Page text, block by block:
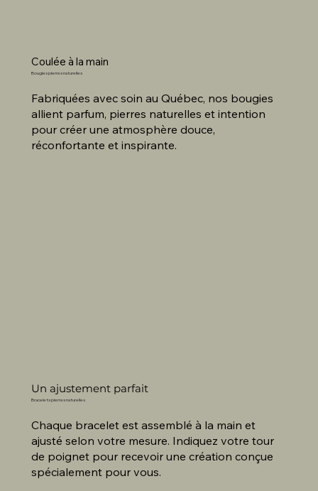
Coulée à la main
Bougies pierres naturelles
Fabriquées avec soin au Québec, nos bougies
allient parfum, pierres naturelles et intention
pour créer une atmosphère douce,
réconfortante et inspirante.
Un ajustement parfait
Bracelets pierres naturelles
Chaque bracelet est assemblé à la main et
ajusté selon votre mesure. Indiquez votre tour
de poignet pour recevoir une création conçue
spécialement pour vous.